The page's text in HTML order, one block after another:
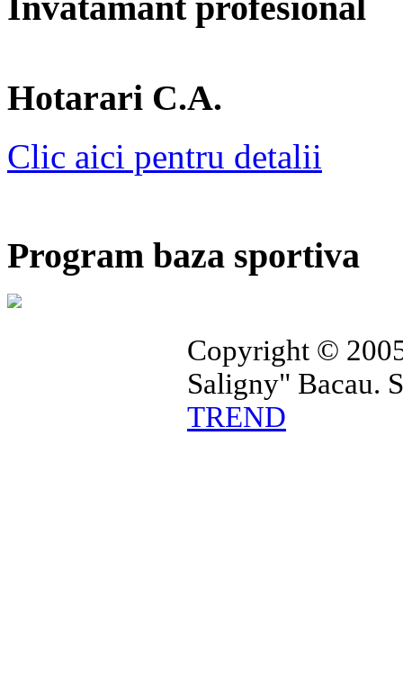
Hotarari C.A.
Clic aici pentru detalii
Program baza sportiva
Copyright ©
Saligny" Bacau.
TREND